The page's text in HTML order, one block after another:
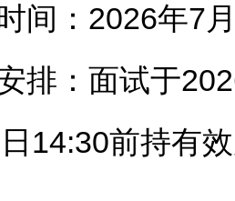
：2026年7月
：面试于
14:30前持有